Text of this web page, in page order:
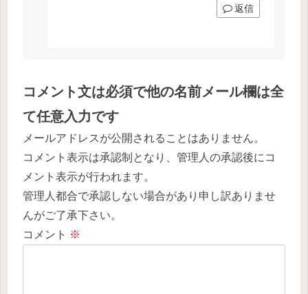
返信
コメント文は必須で他の名前メール欄は全
て任意入力です
メールアドレスが公開されることはありません。
コメント表示は承認制となり、管理人の承認後にコ
メント表示が行われます。
管理人都合で承認しない場合があり申し訳ありませ
んがご了承下さい。
コメント ※